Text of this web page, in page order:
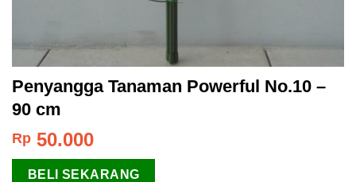
Penyangga Tanaman Powerful No.10 –
90 cm
Rp 50.000
BELI SEKARANG